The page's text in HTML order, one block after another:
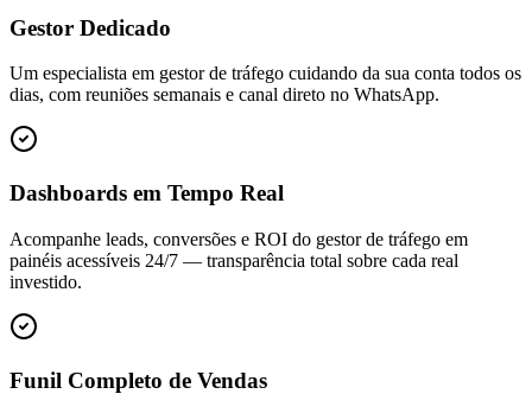
Gestor Dedicado
Um especialista em gestor de tráfego cuidando da sua conta todos os
dias, com reuniões semanais e canal direto no WhatsApp.
Dashboards em Tempo Real
Acompanhe leads, conversões e ROI do gestor de tráfego em
painéis acessíveis 24/7 — transparência total sobre cada real
investido.
Funil Completo de Vendas